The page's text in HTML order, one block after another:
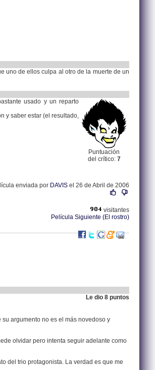
uno de ellos culpa al otro de la muerte de un
Puntuación
del crítico: 7
usado y un reparto
y saber estar (el resultado,
enviada por DAVIS el 26 de Abril de 2006
visitantes
Película Siguiente (El rostro)
Le dio 8 puntos
argumento no es el más novedoso y
olvidar pero intenta seguir adelante como
del trio protagonista. La verdad es que me